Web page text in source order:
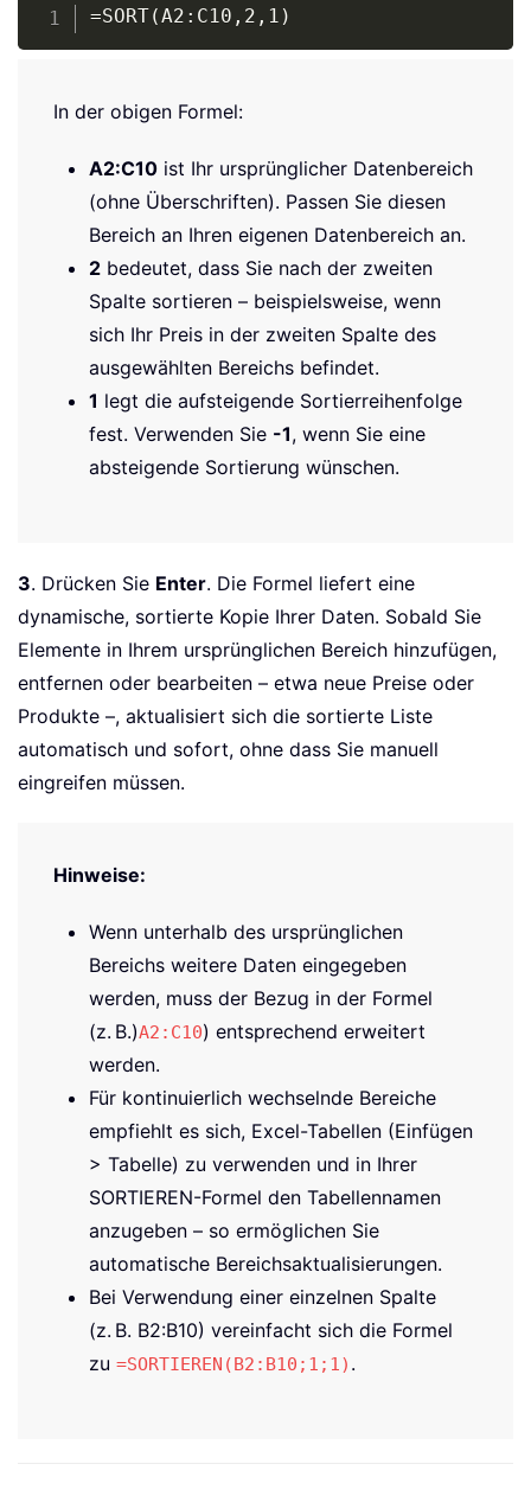
=SORT(A2:C10,2,1)
In der obigen Formel:
A2:C10 ist Ihr ursprünglicher Datenbereich
(ohne Überschriften). Passen Sie diesen
Bereich an Ihren eigenen Datenbereich an.
2 bedeutet, dass Sie nach der zweiten
Spalte sortieren – beispielsweise, wenn
sich Ihr Preis in der zweiten Spalte des
ausgewählten Bereichs befindet.
1 legt die aufsteigende Sortierreihenfolge
fest. Verwenden Sie -1, wenn Sie eine
absteigende Sortierung wünschen.
3. Drücken Sie Enter. Die Formel liefert eine
dynamische, sortierte Kopie Ihrer Daten. Sobald Sie
Elemente in Ihrem ursprünglichen Bereich hinzufügen,
entfernen oder bearbeiten – etwa neue Preise oder
Produkte –, aktualisiert sich die sortierte Liste
automatisch und sofort, ohne dass Sie manuell
eingreifen müssen.
Hinweise:
Wenn unterhalb des ursprünglichen
Bereichs weitere Daten eingegeben
werden, muss der Bezug in der Formel
(z. B.)A2:C10) entsprechend erweitert
werden.
Für kontinuierlich wechselnde Bereiche
empfiehlt es sich, Excel-Tabellen (Einfügen
> Tabelle) zu verwenden und in Ihrer
SORTIEREN-Formel den Tabellennamen
anzugeben – so ermöglichen Sie
automatische Bereichsaktualisierungen.
Bei Verwendung einer einzelnen Spalte
(z. B. B2:B10) vereinfacht sich die Formel
zu =SORTIEREN(B2:B10;1;1) .